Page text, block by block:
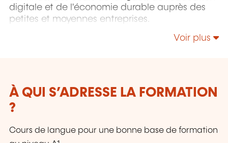
digitale et de l'économie durable auprès des
petites et moyennes entreprises.
Voir plus
À QUI S’ADRESSE LA FORMATION
?
Cours de langue pour une bonne base de formation